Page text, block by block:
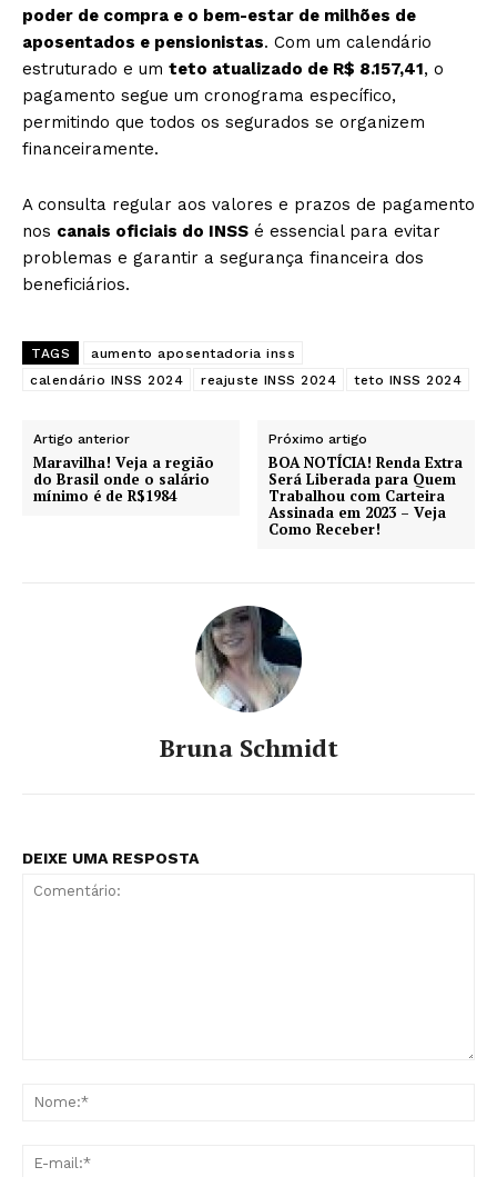
poder de compra e o bem-estar de milhões de
aposentados e pensionistas. Com um calendário
estruturado e um teto atualizado de R$ 8.157,41, o
pagamento segue um cronograma específico,
permitindo que todos os segurados se organizem
financeiramente.
A consulta regular aos valores e prazos de pagamento
nos canais oficiais do INSS é essencial para evitar
problemas e garantir a segurança financeira dos
beneficiários.
TAGS
aumento aposentadoria inss
calendário INSS 2024
reajuste INSS 2024 teto INSS 2024
Artigo anterior
Maravilha! Veja a região
do Brasil onde o salário
mínimo é de R$1984
Próximo artigo
BOA NOTÍCIA! Renda Extra
Será Liberada para Quem
Trabalhou com Carteira
Assinada em 2023 – Veja
Como Receber!
Bruna Schmidt
DEIXE UMA RESPOSTA